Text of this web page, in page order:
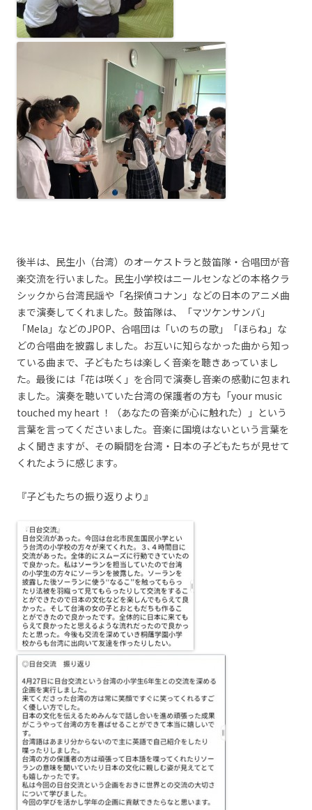
後半は、民生小（台湾）のオーケストラと鼓笛隊・合唱団が音
楽交流を行いました。民生小学校はニールセンなどの本格クラ
シックから台湾民謡や「名探偵コナン」などの日本のアニメ曲
まで演奏してくれました。鼓笛隊は、「マツケンサンバ」
「Mela」などのJPOP、合唱団は「いのちの歌」「ほらね」な
どの合唱曲を披露しました。お互いに知らなかった曲から知っ
ている曲まで、子どもたちは楽しく音楽を聴きあっていまし
た。最後には「花は咲く」を合同で演奏し音楽の感動に包まれ
ました。演奏を聴いていた台湾の保護者の方も「your music
touched my heart ！（あなたの音楽が心に触れた）」という
言葉を言ってくださいました。音楽に国境はないという言葉を
よく聞きますが、その瞬間を台湾・日本の子どもたちが見せて
くれたように感じます。
『子どもたちの振り返りより』